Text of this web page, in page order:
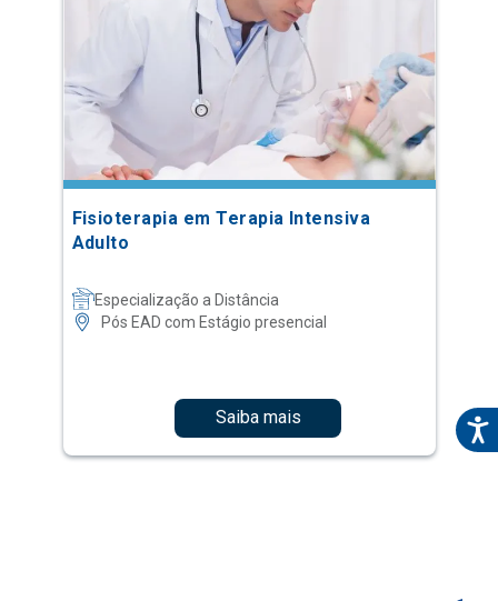
Fisioterapia em Terapia Intensiva
Adulto
Especialização a Distância
Pós EAD com Estágio presencial
Saiba mais